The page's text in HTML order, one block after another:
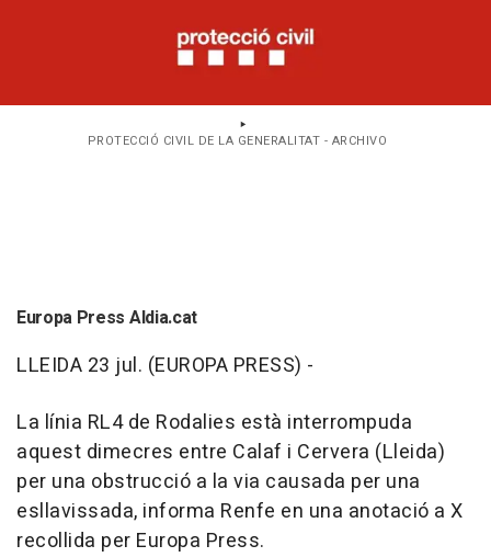
PROTECCIÓ CIVIL DE LA GENERALITAT - ARCHIVO
Europa Press Aldia.cat
LLEIDA 23 jul. (EUROPA PRESS) -
La línia RL4 de Rodalies està interrompuda
aquest dimecres entre Calaf i Cervera (Lleida)
per una obstrucció a la via causada per una
esllavissada, informa Renfe en una anotació a X
recollida per Europa Press.